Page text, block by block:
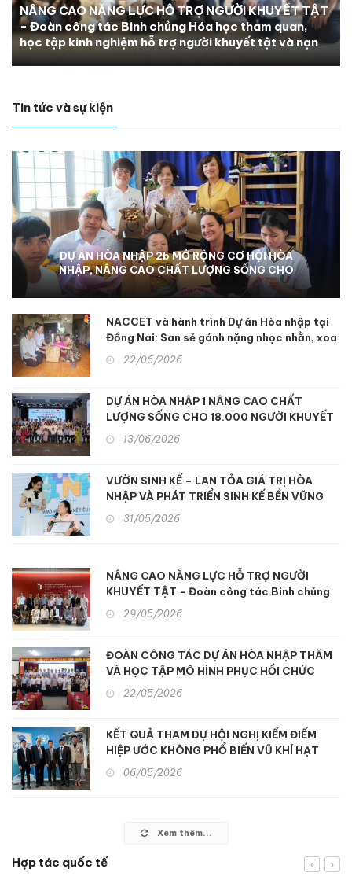
NÂNG CAO NĂNG LỰC HỖ TRỢ NGƯỜI KHUYẾT TẬT
- Đoàn công tác Binh chủng Hóa học tham quan,
học tập kinh nghiệm hỗ trợ người khuyết tật và nạn
nhân chất độc da cam tại Nhật Bản
Tin tức và sự kiện
DỰ ÁN HÒA NHẬP 2b MỞ RỘNG CƠ HỘI HÒA
NHẬP, NÂNG CAO CHẤT LƯỢNG SỐNG CHO
NGƯỜI KHUYẾT TẬT TẠI KON TUM
NACCET và hành trình Dự án Hòa nhập tại
Đồng Nai: San sẻ gánh nặng nhọc nhằn, xoa
dịu nỗi đau da cam
22/06/2026
DỰ ÁN HÒA NHẬP 1 NÂNG CAO CHẤT
LƯỢNG SỐNG CHO 18.000 NGƯỜI KHUYẾT
TẬT MIỀN TRUNG
13/06/2026
VƯỜN SINH KẾ – LAN TỎA GIÁ TRỊ HÒA
NHẬP VÀ PHÁT TRIỂN SINH KẾ BỀN VỮNG
31/05/2026
NÂNG CAO NĂNG LỰC HỖ TRỢ NGƯỜI
KHUYẾT TẬT - Đoàn công tác Binh chủng
Hóa học tham quan, học tập kinh nghiệm hỗ
trợ người khuyết tật và nạn nhân chất độc
29/05/2026
ĐOÀN CÔNG TÁC DỰ ÁN HÒA NHẬP THĂM
VÀ HỌC TẬP MÔ HÌNH PHỤC HỒI CHỨC
NĂNG ĐA NGÀNH TẠI TP. HỒ CHÍ MINH
22/05/2026
KẾT QUẢ THAM DỰ HỘI NGHỊ KIỂM ĐIỂM
HIỆP ƯỚC KHÔNG PHỔ BIẾN VŨ KHÍ HẠT
NHÂN (NPT) LẦN THỨ 11
06/05/2026
Xem thêm...
Hợp tác quốc tế